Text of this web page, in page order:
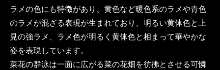
ラメの色にも特徴があり、黄色など暖色系のラメや青色
のラメが混ざる表現が生まれており、明るい黄体色と上
見の強ラメ、ラメ色が明るく黄体色と相まって華やかな
姿を表現しています。
菜花の群泳は一面に広がる菜の花畑を彷彿とさせる可憐